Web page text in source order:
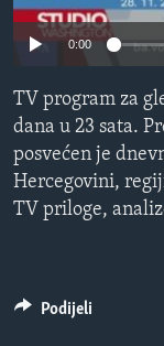
MAGAZIN
Learning English
PRATITE NAS
0:00
TV program za
dana u 23 sata.
posvećen je
Hercegovini,
TV priloge,
Podijeli